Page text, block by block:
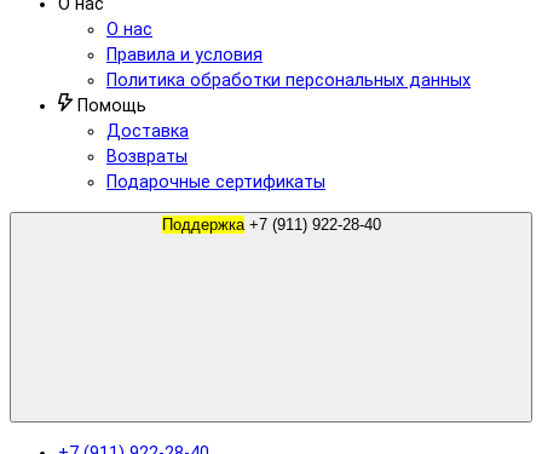
О нас
О нас
Правила и условия
Политика обработки персональных данных
Помощь
Доставка
Возвраты
Подарочные сертификаты
Поддержка +7 (911) 922-28-40